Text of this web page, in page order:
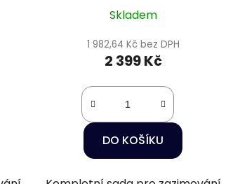
Skladem
1 982,64 Kč bez DPH
2 399 Kč
DO KOŠÍKU